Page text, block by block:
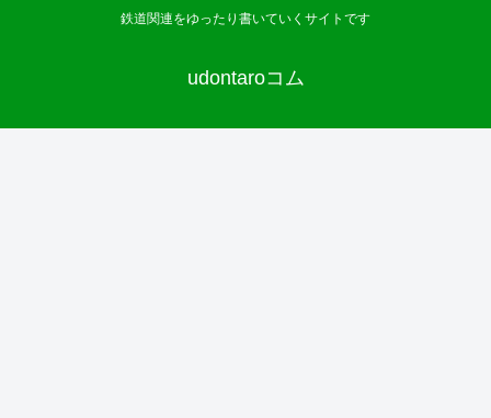
鉄道関連をゆったり書いていくサイトです
udontaroコム